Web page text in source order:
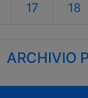
17 18
ARCHIVIO